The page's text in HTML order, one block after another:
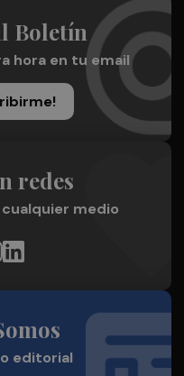
Boletín
hora en tu email
redes
cualquier medio
editorial